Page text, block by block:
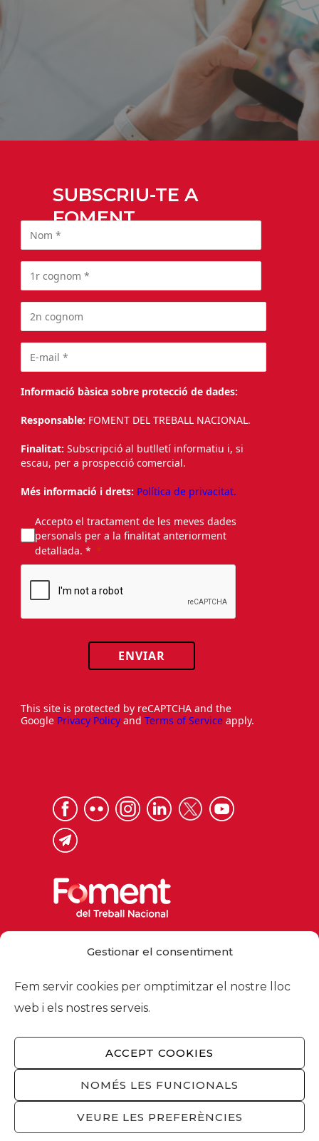
Gestionar el consentiment
Fem servir cookies per omptimitzar el nostre lloc
web i els nostres serveis.
ACCEPT COOKIES
NOMÉS LES FUNCIONALS
VEURE LES PREFERÈNCIES
SUBSCRIU-TE A
FOMENT
Informació bàsica sobre protecció de dades:
Responsable: FOMENT DEL TREBALL NACIONAL.
Finalitat: Subscripció al butlletí informatiu i, si
escau, per a prospecció comercial.
Més informació i drets: Política de privacitat.
Accepto el tractament de les meves dades
personals per a la finalitat anteriorment
detallada. *
ENVIAR
This site is protected by reCAPTCHA and the
Google Privacy Policy and Terms of Service apply.
foment@foment.com
© 2026 - Foment del Treball Nacional
Nosaltres
privacitat/ Política cookies/Privacitat
xarxes socials